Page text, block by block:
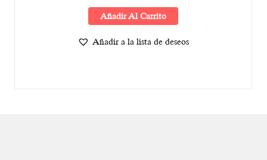
Añadir Al Carrito
Añadir a la lista de deseos